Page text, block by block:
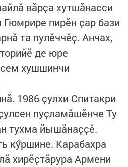
вӑрҫа хутшӑнасси
Гюмрире пирӗн ҫар бази
та пулӗччӗҫ. Анчах,
де юре
хушшинчи
1986 ҫулхи Спитакри
пуҫламӑшӗнче Ту
тухма йышӑнаҫҫӗ.
кӳршине. Карабахра
хирӗҫтӑрура Армени